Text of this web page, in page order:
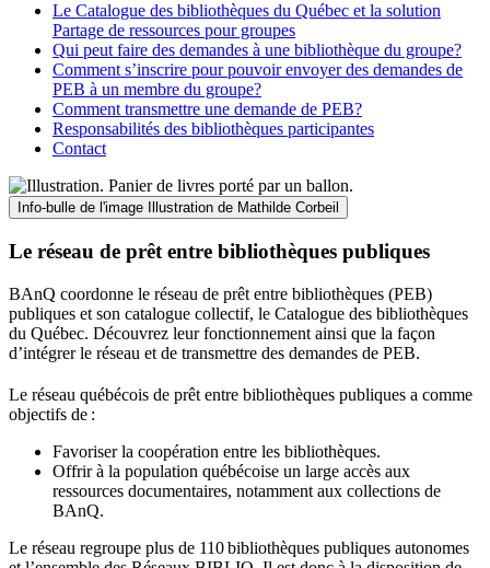
Le Catalogue des bibliothèques du Québec et la solution
Partage de ressources pour groupes
Qui peut faire des demandes à une bibliothèque du groupe?
Comment s’inscrire pour pouvoir envoyer des demandes de
PEB à un membre du groupe?
Comment transmettre une demande de PEB?
Responsabilités des bibliothèques participantes
Contact
Info-bulle de l'image Illustration de Mathilde Corbeil
Le réseau de prêt entre bibliothèques publiques
BAnQ coordonne le réseau de prêt entre bibliothèques (PEB)
publiques et son catalogue collectif, le Catalogue des bibliothèques
du Québec. Découvrez leur fonctionnement ainsi que la façon
d’intégrer le réseau et de transmettre des demandes de PEB.
Le réseau québécois de prêt entre bibliothèques publiques a comme
objectifs de :
Favoriser la coopération entre les bibliothèques.
Offrir à la population québécoise un large accès aux
ressources documentaires, notamment aux collections de
BAnQ.
Le réseau regroupe plus de 110bibliothèques publiques autonomes